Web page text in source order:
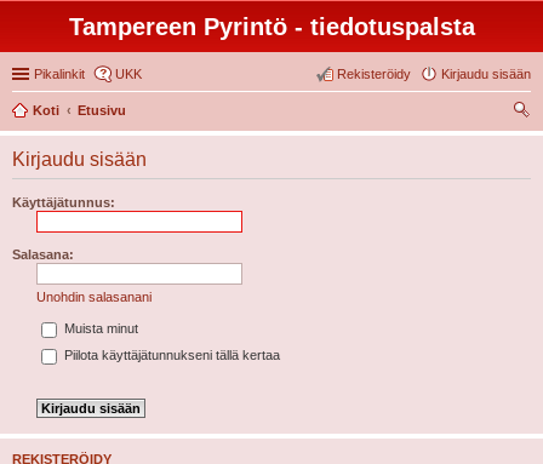
Tampereen Pyrintö - tiedotuspalsta
Pikalinkit UKK Kirjaudu sisään
Rekisteröidy
Koti
Etusivu
tsi
Kirjaudu sisään
Käyttäjätunnus:
Salasana:
Unohdin salasanani
Muista minut
Piilota käyttäjätunnukseni tällä kertaa
REKISTERÖIDY